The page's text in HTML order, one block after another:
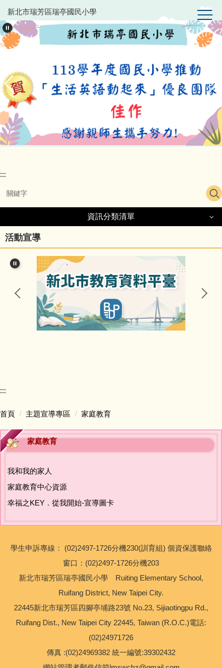
跳
到
主
要
內
區
新北市瑞芳區瑞亭國民小學
:::
資訊分類清單
行政團隊
榮譽事項與學校相關訊息
瑞亭國小臺灣母語日網站
瑞亭臺灣母語資源連結
防疫資訊與停課不停學專區
主題宣導專區
校園環境教育專區
瑞亭教育基金會
公職人員利益衝突迴避專區
生活英語專區
活動宣導
:::
首頁 主題宣導專區 家庭教育
家庭教育
我和我的家人
家庭教育中心資源
幸福之KEY．從我開始-宣導圖卡
學生申訴專線： (02)2497-1726分機230(訓育組) 個資保護聯絡
窗口：(02)2497-1726分機203
新北市瑞芳區瑞亭國民小學 Ruiting Elementary School,
Ruifang District, New Taipei City.
22445新北市瑞芳區四腳亭埔路23號 No.23, Sijiaotingpu Rd.,
Ruifang Dist., New Taipei City 22445, Taiwan (R.O.C.)電話:
(02)24971726
傳真 :(02)24969382 統一編號:39302432